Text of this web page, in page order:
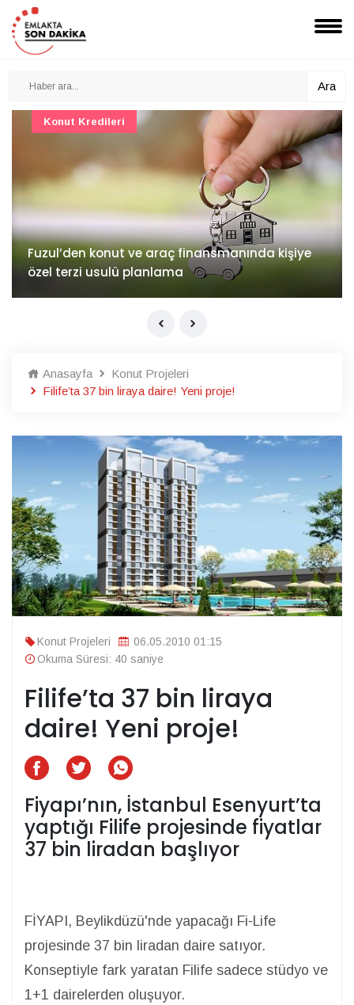
Ara
İv Kandilli'de yaşam yakında başlıyor
Konut Projeleri
Anasayfa
Konut Projeleri
Filife’ta 37 bin liraya daire! Yeni proje!
Konut Projeleri
06.05.2010 01:15
Okuma Süresi: 40 saniye
Filife’ta 37 bin liraya
daire! Yeni proje!
Fiyapı’nın, İstanbul Esenyurt’ta
yaptığı Filife projesinde fiyatlar
37 bin liradan başlıyor
FİYAPI, Beylikdüzü'nde yapacağı Fi-Life
projesinde 37 bin liradan daire satıyor.
Konseptiyle fark yaratan Filife sadece stüdyo ve
1+1 dairelerden oluşuyor.